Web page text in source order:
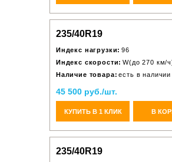
235/40R19
Индекс нагрузки: 96
Индекс скорости: W(до 270 км/
Наличие товара: есть в наличии
45 500 руб./шт.
КУПИТЬ В 1 КЛИК В
235/40R19